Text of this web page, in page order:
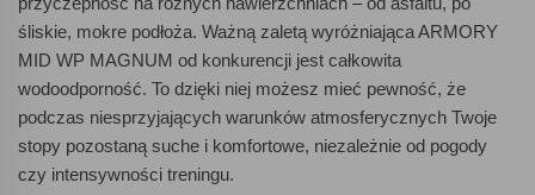
śliskie, mokre podłoża. Ważną zaletą wyróżniająca ARMORY
MID WP MAGNUM od konkurencji jest całkowita
wodoodporność. To dzięki niej możesz mieć pewność, że
podczas niesprzyjających warunków atmosferycznych Twoje
stopy pozostaną suche i komfortowe, niezależnie od pogody
czy intensywności treningu.